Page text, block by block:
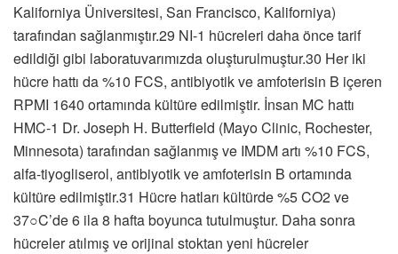
Kaliforniya Üniversitesi, San Francisco, Kaliforniya)
tarafından sağlanmıştır.29 NI-1 hücreleri daha önce tarif
edildiği gibi laboratuvarımızda oluşturulmuştur.30 Her iki
hücre hattı da %10 FCS, antibiyotik ve amfoterisin B içeren
RPMI 1640 ortamında kültüre edilmiştir. İnsan MC hattı
HMC-1 Dr. Joseph H. Butterfield (Mayo Clinic, Rochester,
Minnesota) tarafından sağlanmış ve IMDM artı %10 FCS,
alfa-tiyogliserol, antibiyotik ve amfoterisin B ortamında
kültüre edilmiştir.31 Hücre hatları kültürde %5 CO2 ve
37○C’de 6 ila 8 hafta boyunca tutulmuştur. Daha sonra
hücreler atılmış ve orijinal stoktan yeni hücreler